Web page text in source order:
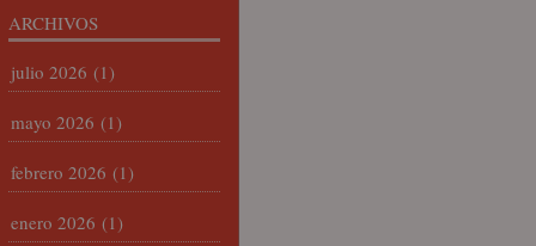
ARCHIVOS
julio 2026 (1)
mayo 2026 (1)
febrero 2026 (1)
enero 2026 (1)